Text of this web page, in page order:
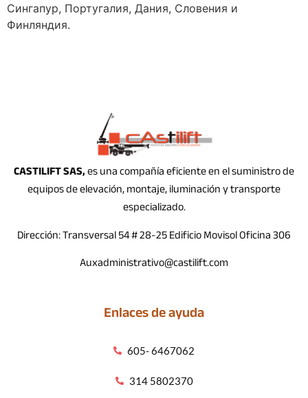
Сингапур, Португалия, Дания, Словения и
Финляндия.
CASTILIFT SAS, es una compañía eficiente en el suministro de
equipos de elevación, montaje, iluminación y transporte
especializado.
Dirección: Transversal 54 # 28-25 Edificio Movisol Oficina 306
Auxadministrativo@castilift.com
Enlaces de ayuda
605- 6467062
314 5802370